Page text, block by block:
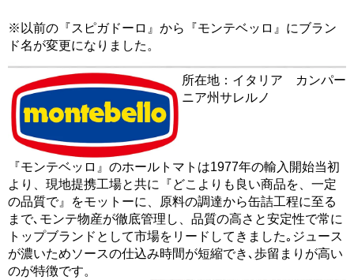
※以前の『スピガドーロ』から『モンテベッロ』にブラン
ド名が変更になりました。
所在地：イタリア カンパー
ニア州サレルノ
『モンテベッロ』のホールトマトは1977年の輸入開始当初
より、現地提携工場と共に『どこよりも良い商品を、一定
の品質で』をモットーに、原料の調達から缶詰工程に至る
まで､モンテ物産が徹底管理し、品質の高さと安定性で常に
トップブランドとして市場をリードしてきました｡ジュース
が濃いためソースの仕込み時間が短縮でき､歩留まりが高い
のが特徴です。